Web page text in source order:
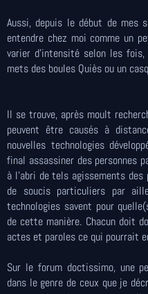
Aussi, depuis le début de mes
entendre chez moi comme un
varier d’intensité selon les
mets des boules Quiès ou un
Il se trouve, après moult
peuvent être causés à
nouvelles technologies
final assassiner des personnes
à l’abri de tels agissements
de soucis particuliers par
technologies savent pour
de cette manière. Chacun doit
actes et paroles ce qui pourrait
Sur le forum doctissimo, une
dans le genre de ceux que je